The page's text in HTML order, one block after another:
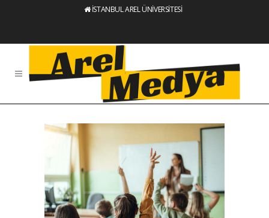
İSTANBUL AREL ÜNİVERSİTESİ